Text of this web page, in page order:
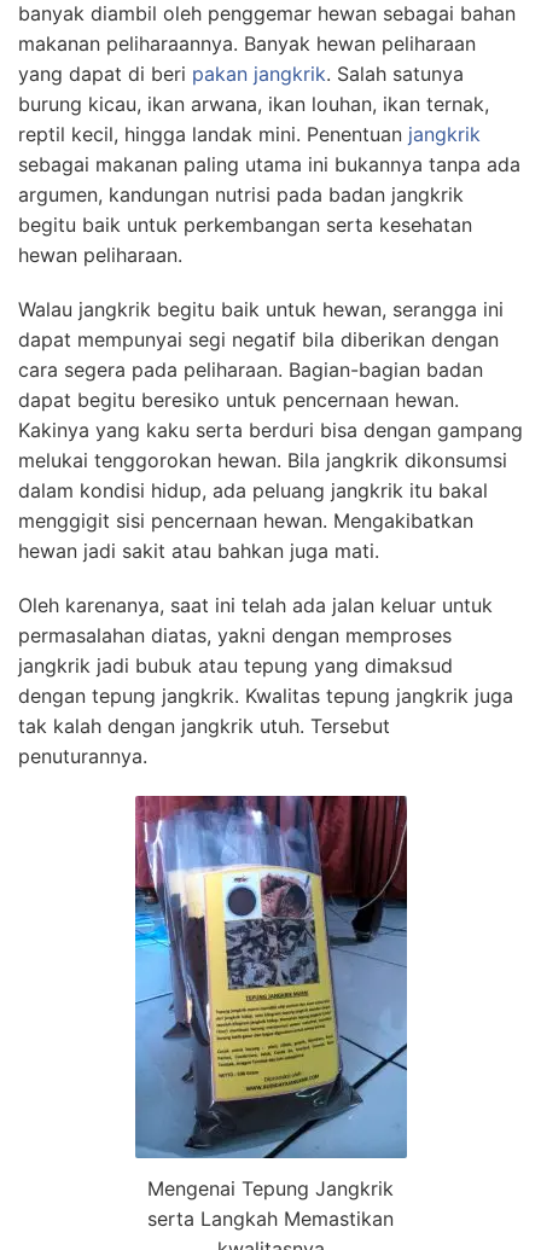
banyak diambil oleh penggemar hewan sebagai bahan
makanan peliharaannya. Banyak hewan peliharaan
yang dapat di beri pakan jangkrik. Salah satunya
burung kicau, ikan arwana, ikan louhan, ikan ternak,
reptil kecil, hingga landak mini. Penentuan jangkrik
sebagai makanan paling utama ini bukannya tanpa ada
argumen, kandungan nutrisi pada badan jangkrik
begitu baik untuk perkembangan serta kesehatan
hewan peliharaan.
Walau jangkrik begitu baik untuk hewan, serangga ini
dapat mempunyai segi negatif bila diberikan dengan
cara segera pada peliharaan. Bagian-bagian badan
dapat begitu beresiko untuk pencernaan hewan.
Kakinya yang kaku serta berduri bisa dengan gampang
melukai tenggorokan hewan. Bila jangkrik dikonsumsi
dalam kondisi hidup, ada peluang jangkrik itu bakal
menggigit sisi pencernaan hewan. Mengakibatkan
hewan jadi sakit atau bahkan juga mati.
Oleh karenanya, saat ini telah ada jalan keluar untuk
permasalahan diatas, yakni dengan memproses
jangkrik jadi bubuk atau tepung yang dimaksud
dengan tepung jangkrik. Kwalitas tepung jangkrik juga
tak kalah dengan jangkrik utuh. Tersebut
penuturannya.
Mengenai Tepung Jangkrik
serta Langkah Memastikan